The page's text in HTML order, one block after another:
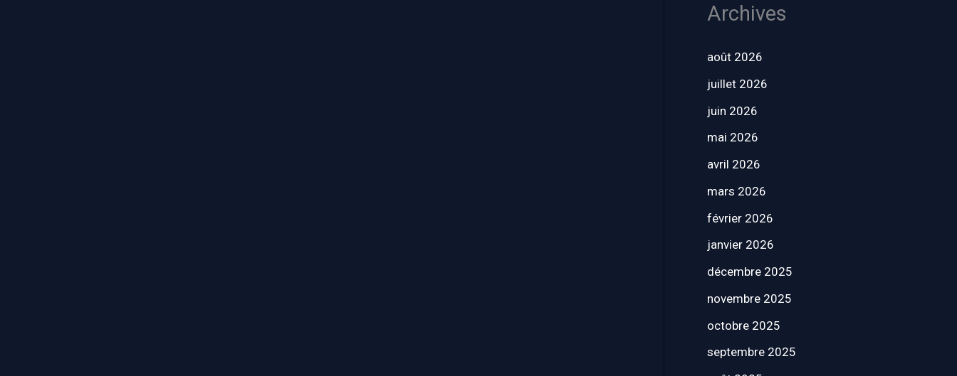
Archives
août 2026
juillet 2026
juin 2026
mai 2026
avril 2026
mars 2026
février 2026
janvier 2026
décembre 2025
novembre 2025
octobre 2025
septembre 2025